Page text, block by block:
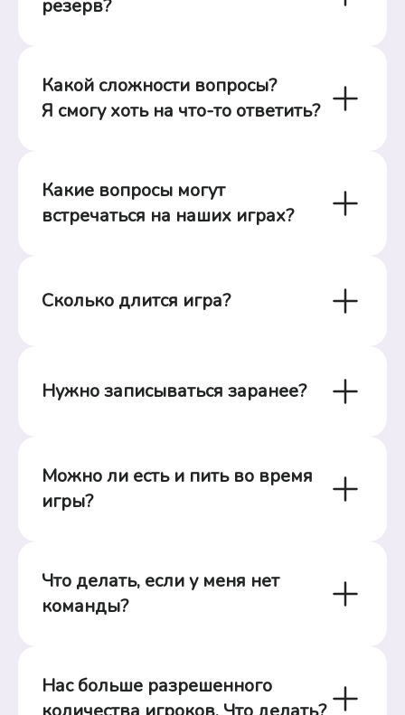
резерв?
Какой сложности вопросы?
Я смогу хоть на что-то ответить?
Какие вопросы могут
встречаться на наших играх?
Сколько длится игра?
Нужно записываться заранее?
Можно ли есть и пить во время
игры?
Что делать, если у меня нет
команды?
Нас больше разрешенного